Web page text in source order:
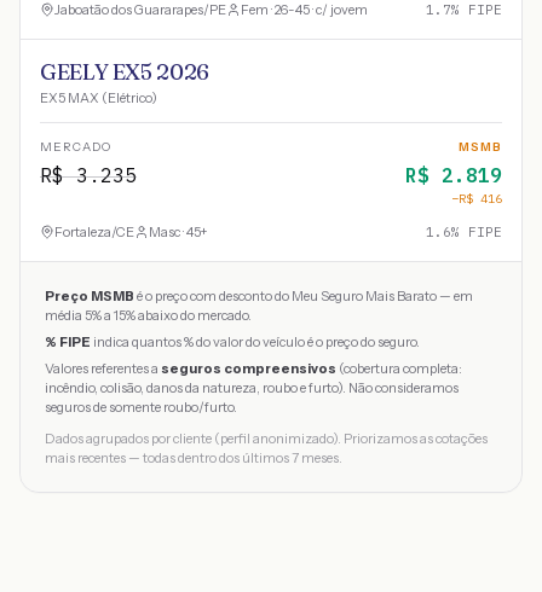
Jaboatão dos Guararapes/PE Fem · 26-45 · c/ jovem 1.7% FIPE
GEELY EX5 2026
EX5 MAX (Elétrico)
MERCADO
R$3.235
MSMB
R$ 2.819
−R$ 416
Fortaleza/CE Masc · 45+ 1.6% FIPE
Preço MSMB é o preço com desconto do Meu Seguro Mais Barato — em
média 5% a 15% abaixo do mercado.
% FIPE indica quantos % do valor do veículo é o preço do seguro.
Valores referentes a seguros compreensivos (cobertura completa:
incêndio, colisão, danos da natureza, roubo e furto). Não consideramos
seguros de somente roubo/furto.
Dados agrupados por cliente (perfil anonimizado). Priorizamos as cotações
mais recentes — todas dentro dos últimos 7 meses.